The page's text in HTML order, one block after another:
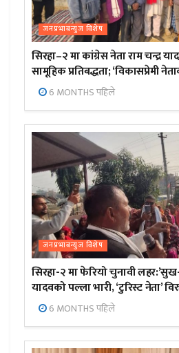
जनप्रभाबन्युज विशेष
सिरहा–२ मा कांग्रेस नेता राम चन्द्र
सामूहिक प्रतिबद्धता; ‘विकासप्रेमी
6 MONTHS पहिले
जनप्रभाबन्युज विशेष
सिरहा-२ मा फेरियो चुनावी
यादवको पल्ला भारी, ‘टुरिस्ट नेता’
6 MONTHS पहिले